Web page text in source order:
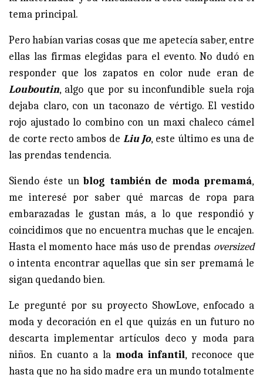
tema principal.
Pero habían varias cosas que me apetecía saber, entre
ellas las firmas elegidas para el evento. No dudó en
responder que los zapatos en color nude eran de
Louboutin, algo que por su inconfundible suela roja
dejaba claro, con un taconazo de vértigo. El vestido
rojo ajustado lo combino con un maxi chaleco cámel
de corte recto ambos de Liu Jo, este último es una de
las prendas tendencia.
Siendo éste unblog también de moda premamá,
me interesé por saber qué marcas de ropa para
embarazadas le gustan más, a lo que respondió y
coincidimos que no encuentra muchas que le encajen.
Hasta el momento hace más uso de prendas oversized
o intenta encontrar aquellas que sin ser premamá le
sigan quedando bien.
Le pregunté por su proyecto ShowLove, enfocado a
moda y decoración en el que quizás en un futuro no
descarta implementar artículos deco y moda para
niños. En cuanto a la moda infantil, reconoce que
hasta que no ha sido madre era un mundo totalmente